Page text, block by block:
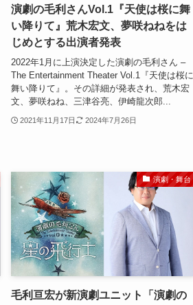
演劇の毛利さんVol.1『天使は桜に舞
い降りて』荒木宏文、夢咲ねねをは
じめとする出演者発表
2022年1月に上演決定した演劇の毛利さん –
The Entertainment Theater Vol.1『天使は桜に
舞い降りて』。その詳細が発表され、荒木宏
文、夢咲ねね、三津谷亮、伊崎龍次郎...
2021年11月17日 2024年7月26日
演劇・舞台
毛利亘宏が新演劇ユニット「演劇の